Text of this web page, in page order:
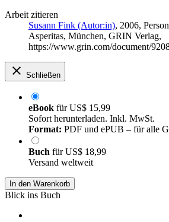
Arbeit zitieren
Susann Fink (Autor:in), 2006,
Asperitas, München, GRIN Verlag,
https://www.grin.com/document/
Schließen
eBook fürUS$ 15,99
Sofort herunterladen. Inkl. MwSt.
Format: PDF und ePUB – für alle
Buch fürUS$ 18,99
Versand weltweit
In den Warenkorb
Blick ins Buch